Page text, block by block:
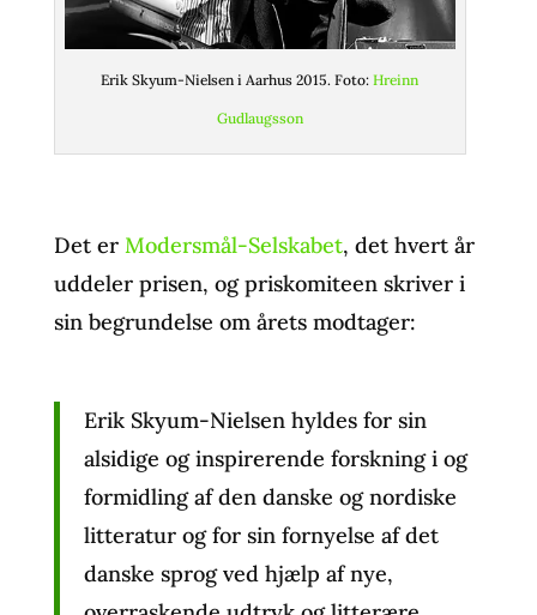
Erik Skyum-Nielsen i Aarhus 2015. Foto:Hreinn
Gudlaugsson
Det er Modersmål-Selskabet, det hvert år
uddeler prisen, og priskomiteen skriver i
sin begrundelse om årets modtager:
Erik Skyum-Nielsen hyldes for sin
alsidige og inspirerende forskning i og
formidling af den danske og nordiske
litteratur og for sin fornyelse af det
danske sprog ved hjælp af nye,